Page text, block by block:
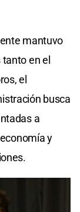
mantuvo
en el
el
busca
a
y